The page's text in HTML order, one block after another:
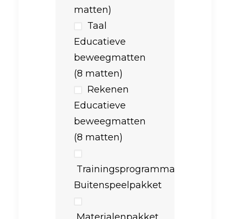
matten)
Taal
Educatieve
beweegmatten
(8 matten)
Rekenen
Educatieve
beweegmatten
(8 matten)
Trainingsprogramma
Buitenspeelpakket